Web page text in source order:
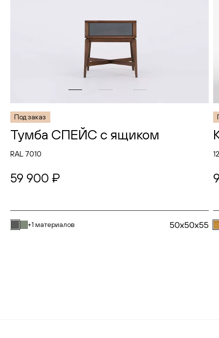
Тумба СПЕЙС с ящиком
Под заказ
RAL 7010
59 900 ₽
+1 материалов
50x50x55